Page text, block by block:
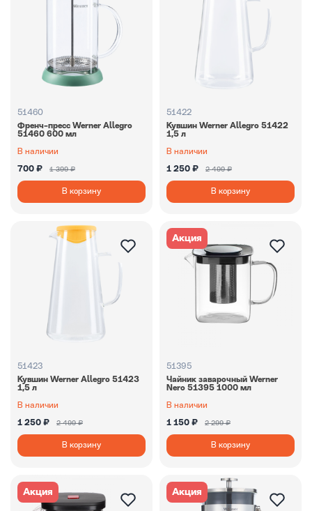
51460
Френч-пресс Werner Allegro
51460 600 мл
В наличии
700 ₽ 1 399 ₽
В корзину
51422
Кувшин Werner Allegro 51422
1,5 л
В наличии
1 250 ₽ 2 499 ₽
В корзину
51423
Кувшин Werner Allegro 51423
1,5 л
В наличии
1 250 ₽ 2 499 ₽
В корзину
Акция
51395
Чайник заварочный Werner
Nero 51395 1000 мл
В наличии
1 150 ₽ 2 299 ₽
В корзину
Акция Акция